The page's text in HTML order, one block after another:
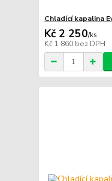
Chladící kapalina
Kč 2 250/ks
Kč 1 860 bez DPH